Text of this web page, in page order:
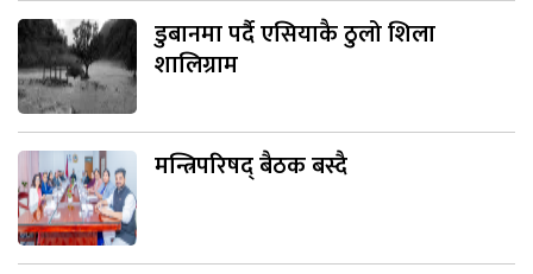
डुबानमा पर्दै एसियाकै ठुलो शिला
शालिग्राम
मन्त्रिपरिषद् बैठक बस्दै